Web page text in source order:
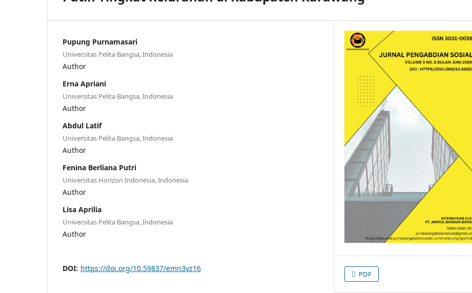
Pupung Purnamasari
Universitas Pelita Bangsa, Indonesia
Author
Erna Apriani
Universitas Pelita Bangsa, Indonesia
Author
Abdul Latif
Universitas Pelita Bangsa, Indonesia
Author
Fenina Berliana Putri
Universitas Horizon Indonesia, Indonesia
Author
Lisa Aprilia
Universitas Pelita Bangsa, Indonesia
Author
DOI: https://doi.org/10.59837/emn3vz16
PDF